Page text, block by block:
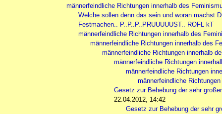
männerfeindliche Richtungen innerhalb des
Welche sollen denn das sein und woran machst
Festmachen.. P..P..P..PRUUUUUST.. ROFL kT
männerfeindliche Richtungen innerhalb des
männerfeindliche Richtungen innerhalb des
männerfeindliche Richtungen innerhalb
männerfeindliche Richtungen
männerfeindliche Richtungen
männerfeindliche
Gesetz zur Behebung der sehr
22.04.2012, 14:42
Gesetz zur Behebung der sehr